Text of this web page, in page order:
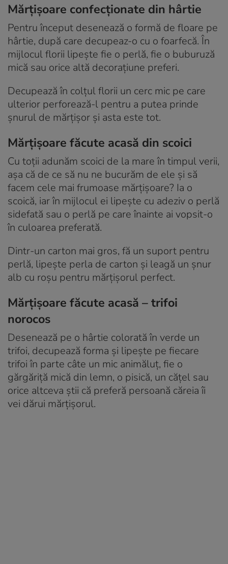
Mărțișoare confecționate din hârtie
Pentru început desenează o formă de floare pe
hârtie, după care decupeaz-o cu o foarfecă. În
mijlocul florii lipește fie o perlă, fie o buburuză
mică sau orice altă decorațiune preferi.
Decupează în colțul florii un cerc mic pe care
ulterior perforează-l pentru a putea prinde
șnurul de mărțișor și asta este tot.
Mărțișoare făcute acasă din scoici
Cu toții adunăm scoici de la mare în timpul verii,
așa că de ce să nu ne bucurăm de ele și să
facem cele mai frumoase mărțișoare? Ia o
scoică, iar în mijlocul ei lipește cu adeziv o perlă
sidefată sau o perlă pe care înainte ai vopsit-o
în culoarea preferată.
Dintr-un carton mai gros, fă un suport pentru
perlă, lipește perla de carton și leagă un șnur
alb cu roșu pentru mărțișorul perfect.
Mărțișoare făcute acasă – trifoi
norocos
Desenează pe o hârtie colorată în verde un
trifoi, decupează forma și lipește pe fiecare
trifoi în parte câte un mic animăluț, fie o
gărgăriță mică din lemn, o pisică, un cățel sau
orice altceva știi că preferă persoană căreia îi
vei dărui mărțișorul.